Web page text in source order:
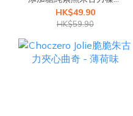
醬 低糖Nutella 140g
『細』
HK$49.90
HK$59.90